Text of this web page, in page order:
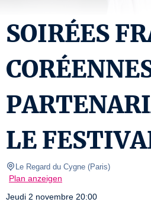
SOIRÉES
LE
Le Regard du Cygne (Paris)
Plan anzeigen
Jeudi 2 novembre 20:00